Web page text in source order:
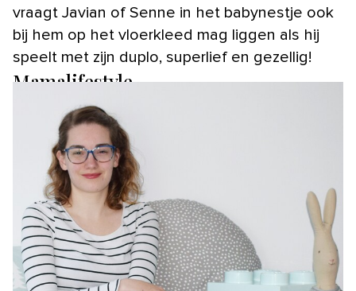
vraagt Javian of Senne in het babynestje ook
bij hem op het vloerkleed mag liggen als hij
speelt met zijn duplo, superlief en gezellig!
Mamalifestyle